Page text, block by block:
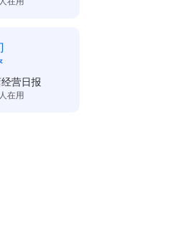
营日报
人在用